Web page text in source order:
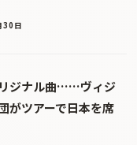
30日
ジナル曲……ヴィジ
がツアーで日本を席